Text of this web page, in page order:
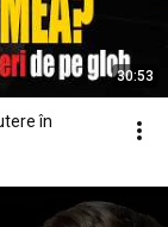
30:53
în